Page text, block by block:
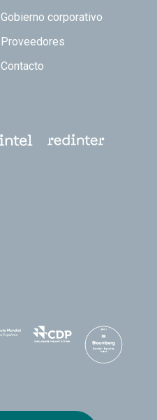
Gobierno corporativo
Proveedores
Contacto